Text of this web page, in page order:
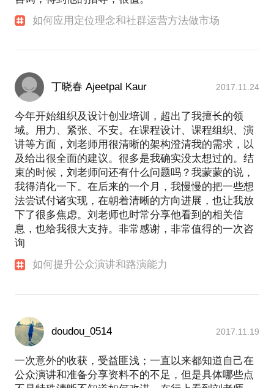
如何应用定位理念和社群运营方法做市场
丁晓春 Ajeetpal Kaur 2017.11.24
今年开始组织及设计创业培训，超出了我擅长的领
域。用力、紧张、不安。在课程设计、课程组织、演
讲等方面，刘老师用很清晰的架构澄清我的需求，以
及给出很全面的建议。很多是我确实没太想过的。结
束的时候，刘老师问还有什么问题吗？我蒙蒙的说，
我得消化一下。在后来的一个月，我慢慢的把一些想
法尝试付诸实现，在朝着清晰的方向进展，也让我放
下了很多焦虑。刘老师也时常分享他看到的相关信
息，也给我很大支持。非常感谢，非常值得的一次咨
询
如何提升公众演讲和路演能力
doudou_0514 2017.11.19
一次意外的收获，受益匪浅；一直以来都知道自己在
公众演讲和准备分享资料不的不足，但是具体哪些点